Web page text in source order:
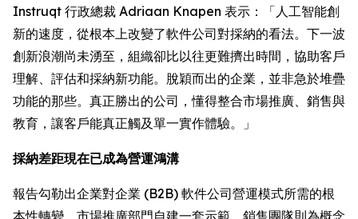
Instruqt 行政總裁 Adriaan Knapen 表示：「人工智能創
新的速度，從根本上改變了軟件公司對採納的看法。下一波
創新浪潮尚未湧至，組織卻比以往更難擠出時間，協助客戶
理解、評估和採納新功能。脫穎而出的企業，並非急於堆疊
功能的那些。真正勝出的公司，懂得整合市場推廣、銷售與
教育，讓客戶能真正觸及單一實作體驗。」
採納差距現在已成為營運鴻溝
報告勾勒出企業對企業 (B2B) 軟件公司營運模式所需的根
本性轉變。市場推廣部門自建一套示範。銷售團隊則為概念